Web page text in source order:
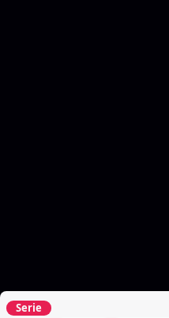
Serie